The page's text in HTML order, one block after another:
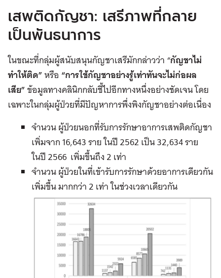
เสพติดกัญชา: เสรีภาพที่กลาย
เป็นพันธนาการ
ในขณะที่กลุ่มผู้สนับสนุนกัญชาเสรีมักกล่าวว่า “กัญชาไม่
ทำให้ติด”หรือ “การใช้กัญชาอย่างรู้เท่าทันจะไม่ก่อผล
เสีย”ข้อมูลทางคลินิกกลับชี้ไปอีกทางหนึ่งอย่างชัดเจน โดย
เฉพาะในกลุ่มผู้ป่วยที่มีปัญหาการพึ่งพิงกัญชาอย่างต่อเนื่อง
จำนวน ผู้ป่วยนอกที่รับการรักษาอาการเสพติดกัญชา
เพิ่มจาก 16,643 ราย ในปี 2562 เป็น 32,634 ราย
ในปี 2566 เพิ่มขึ้นถึง 2 เท่า
จำนวน ผู้ป่วยในที่เข้ารับการรักษาด้วยอาการเดียวกัน
เพิ่มขึ้น มากกว่า 2 เท่า ในช่วงเวลาเดียวกัน